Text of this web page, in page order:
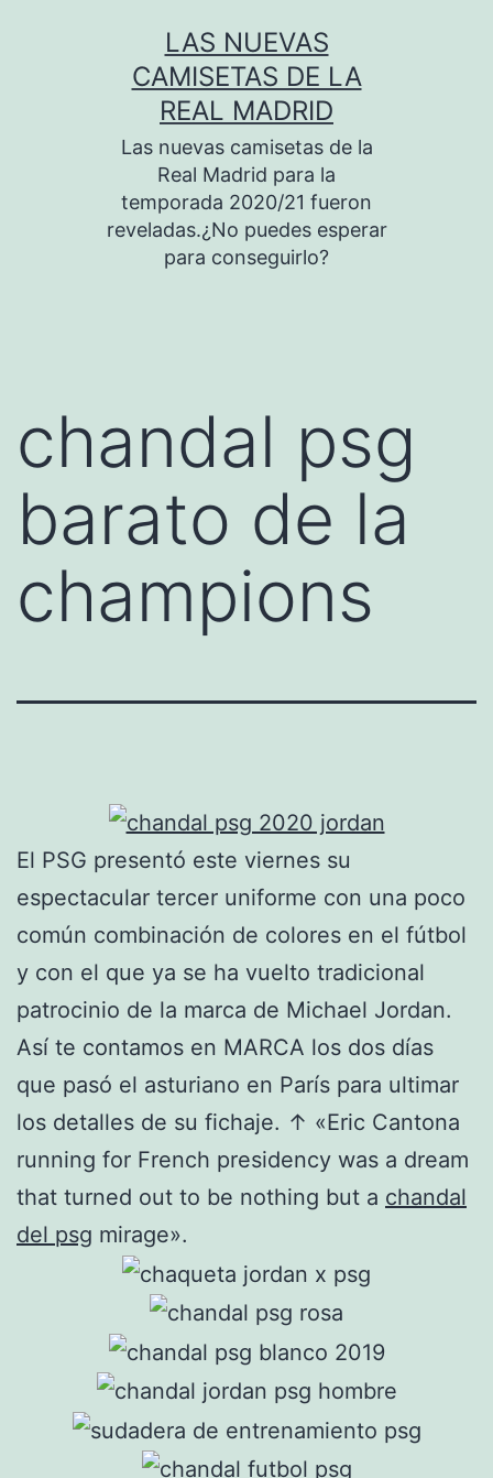
LAS NUEVAS
CAMISETAS DE LA
REAL MADRID
Las nuevas camisetas de la
Real Madrid para la
temporada 2020/21 fueron
reveladas.¿No puedes esperar
para conseguirlo?
chandal psg
barato de la
champions
El PSG presentó este viernes su
espectacular tercer uniforme con una poco
común combinación de colores en el fútbol
y con el que ya se ha vuelto tradicional
patrocinio de la marca de Michael Jordan.
Así te contamos en MARCA los dos días
que pasó el asturiano en París para ultimar
los detalles de su fichaje. ↑ «Eric Cantona
running for French presidency was a dream
that turned out to be nothing but a chandal
del psg mirage».